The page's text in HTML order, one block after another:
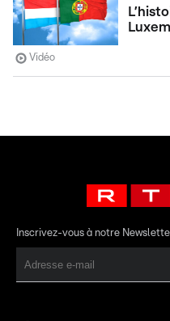
Vidéo
Inscrivez-vous à notre